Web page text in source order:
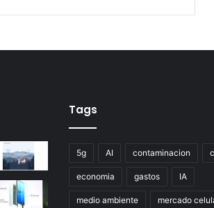
Tags
5g AI contaminacion
economia gastos IA
medio ambiente mercado